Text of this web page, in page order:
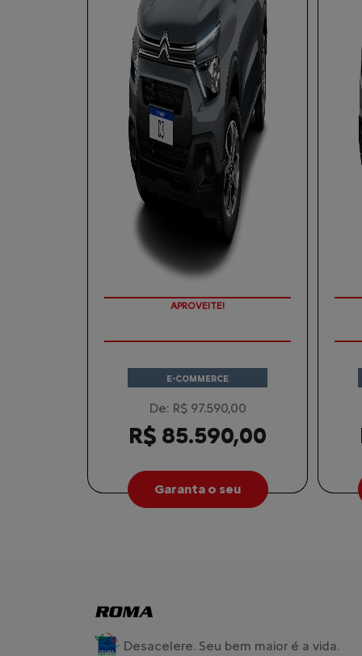
COM SEU USADO NA TROCA
E-COMMERCE
De: R$ 97.590,00
R$ 85.590,00
Garanta o seu
Desacelere. Seu bem maior é a vida.